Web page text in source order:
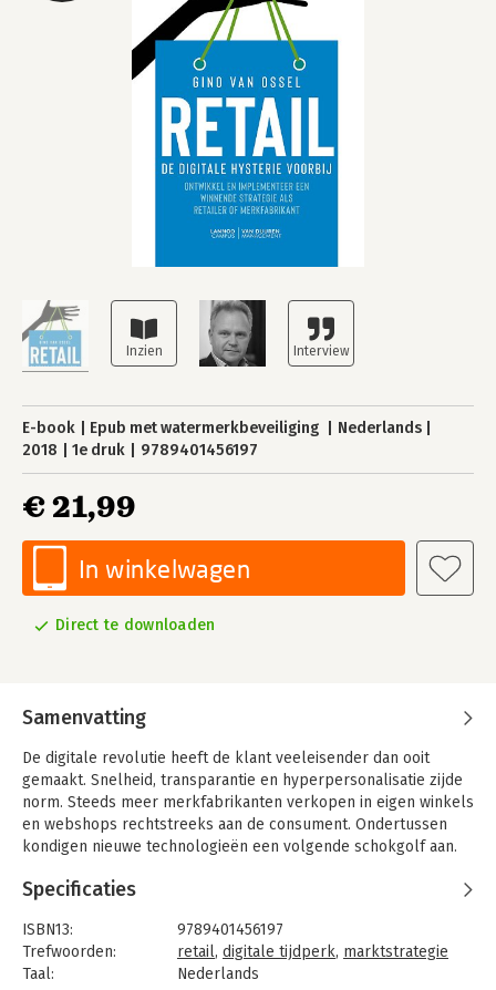
E-book Epub met watermerkbeveiliging
Nederlands
2018
1e druk 9789401456197
€ 21,99
In winkelwagen
Direct te downloaden
Samenvatting
De digitale revolutie heeft de klant veeleisender dan ooit
gemaakt. Snelheid, transparantie en hyperpersonalisatie zijde
norm. Steeds meer merkfabrikanten verkopen in eigen winkels
en webshops rechtstreeks aan de consument. Ondertussen
kondigen nieuwe technologieën een volgende schokgolf aan.
In dit boek introduceert Gino Van Ossel het concept
optichannel, waarmee hij retailers, merkfabrikanten en
dienstenbedrijven voorbij de digitale hysterie leidt. Met
herkenbare voorbeelden is het een realistische kijk op retail
en een praktisch kader om een succesvolle strategie uit te
Specificaties
ISBN13:
9789401456197
Trefwoorden:
retail, digitale tijdperk, marktstrategie
Taal:
Nederlands